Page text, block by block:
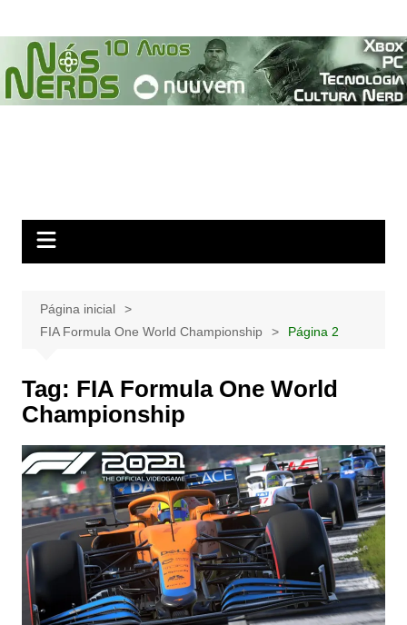
para
conteúdo
Página inicial
FIA Formula One World Championship
Página 2
Tag: FIA Formula One World
Championship